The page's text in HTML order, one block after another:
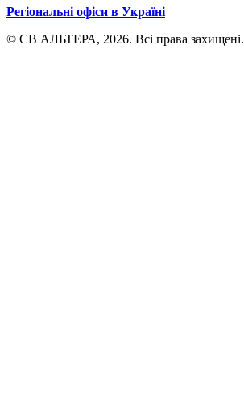
Регіональні офіси в Україні
© СВ АЛЬТЕРА, 2026. Всі права захищені.